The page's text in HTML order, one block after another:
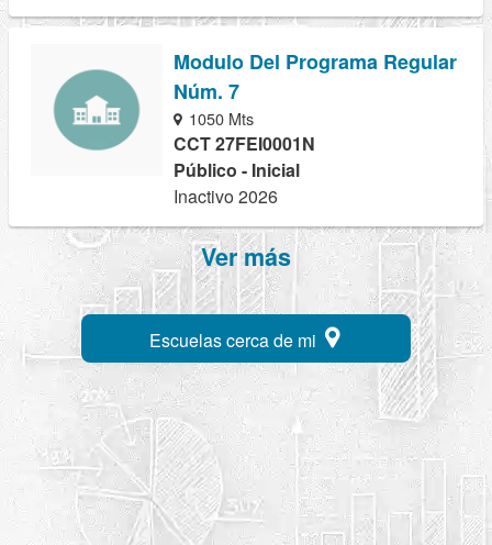
Modulo Del Programa Regular
Núm. 7
1050 Mts
CCT 27FEI0001N
Público - Inicial
Inactivo 2026
Ver más
Escuelas cerca de mi